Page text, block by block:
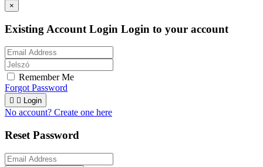
×
Existing Account Login Login to your account
Remember Me
Forgot Password
  Login
No account? Create one here
Reset Password